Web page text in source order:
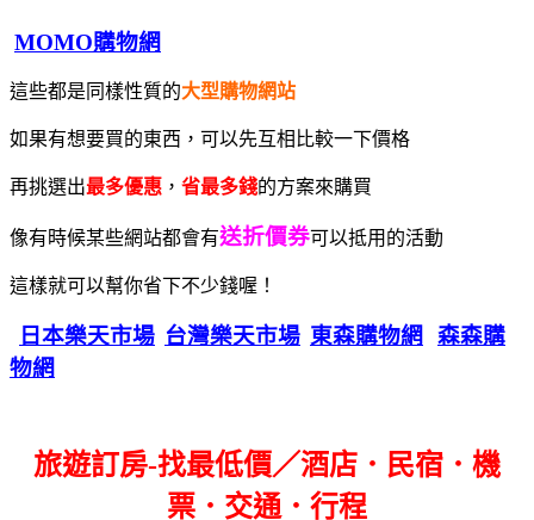
MOMO購物網
這些都是同樣性質的大型購物網站
如果有想要買的東西，可以先互相比較一下價格
再挑選出最多優惠 ， 省最多錢的方案來購買
像有時候某些網站都會有送折價券可以抵用的活動
這樣就可以幫你省下不少錢喔！
日本樂天市場 台灣樂天市場 東森購物網
森森購
物網
旅遊訂房-找最低價／酒店．民宿．機
票．交通．行程